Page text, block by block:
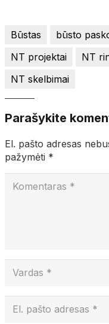
Būstas būsto
NT projektai
NT
NT skelbimai
Parašykite
El. pašto adresas
pažymėti *